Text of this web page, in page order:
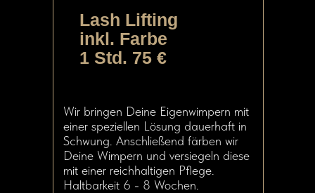
Lash Lifting
inkl. Farbe
1 Std. 75 €
Wir bringen Deine Eigenwimpern mit
einer speziellen Lösung dauerhaft in
Schwung. Anschließend färben wir
Deine Wimpern und versiegeln diese
mit einer reichhaltigen Pflege.
Haltbarkeit 6 - 8 Wochen.